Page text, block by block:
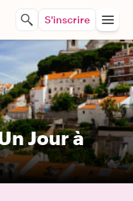
S'inscrire
Jour à